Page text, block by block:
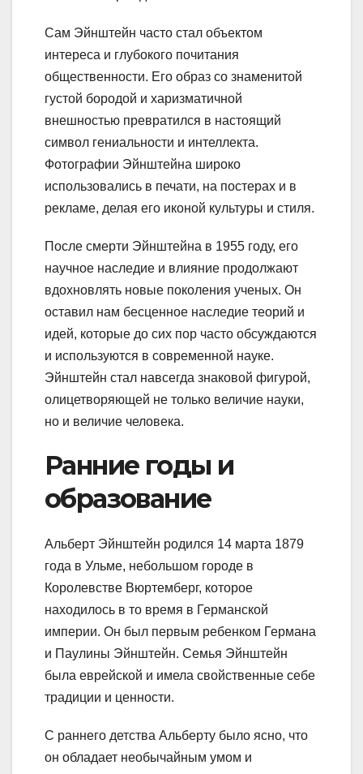
Сам Эйнштейн часто стал объектом
интереса и глубокого почитания
общественности. Его образ со знаменитой
густой бородой и харизматичной
внешностью превратился в настоящий
символ гениальности и интеллекта.
Фотографии Эйнштейна широко
использовались в печати, на постерах и в
рекламе, делая его иконой культуры и стиля.
После смерти Эйнштейна в 1955 году, его
научное наследие и влияние продолжают
вдохновлять новые поколения ученых. Он
оставил нам бесценное наследие теорий и
идей, которые до сих пор часто обсуждаются
и используются в современной науке.
Эйнштейн стал навсегда знаковой фигурой,
олицетворяющей не только величие науки,
но и величие человека.
Ранние годы и
образование
Альберт Эйнштейн родился 14 марта 1879
года в Ульме, небольшом городе в
Королевстве Вюртемберг, которое
находилось в то время в Германской
империи. Он был первым ребенком Германа
и Паулины Эйнштейн. Семья Эйнштейн
была еврейской и имела свойственные себе
традиции и ценности.
С раннего детства Альберту было ясно, что
он обладает необычайным умом и